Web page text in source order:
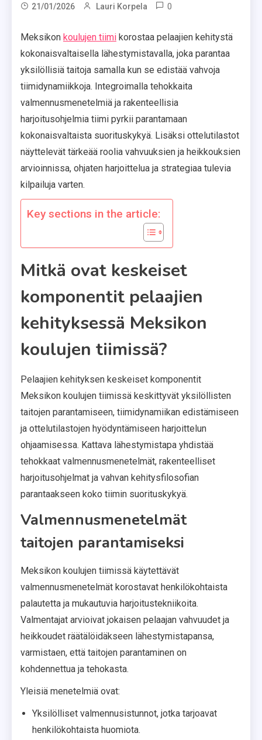
21/01/2026 Lauri Korpela 0
Meksikon koulujen tiimi korostaa pelaajien kehitystä
kokonaisvaltaisella lähestymistavalla, joka parantaa
yksilöllisiä taitoja samalla kun se edistää vahvoja
tiimidynamiikkoja. Integroimalla tehokkaita
valmennusmenetelmiä ja rakenteellisia
harjoitusohjelmia tiimi pyrkii parantamaan
kokonaisvaltaista suorituskykyä. Lisäksi ottelutilastot
näyttelevät tärkeää roolia vahvuuksien ja heikkouksien
arvioinnissa, ohjaten harjoittelua ja strategiaa tulevia
kilpailuja varten.
Key sections in the article:
Mitkä ovat keskeiset
komponentit pelaajien
kehityksessä Meksikon
koulujen tiimissä?
Pelaajien kehityksen keskeiset komponentit
Meksikon koulujen tiimissä keskittyvät yksilöllisten
taitojen parantamiseen, tiimidynamiikan edistämiseen
ja ottelutilastojen hyödyntämiseen harjoittelun
ohjaamisessa. Kattava lähestymistapa yhdistää
tehokkaat valmennusmenetelmät, rakenteelliset
harjoitusohjelmat ja vahvan kehitysfilosofian
parantaakseen koko tiimin suorituskykyä.
Valmennusmenetelmät
taitojen parantamiseksi
Meksikon koulujen tiimissä käytettävät
valmennusmenetelmät korostavat henkilökohtaista
palautetta ja mukautuvia harjoitustekniikoita.
Valmentajat arvioivat jokaisen pelaajan vahvuudet ja
heikkoudet räätälöidäkseen lähestymistapansa,
varmistaen, että taitojen parantaminen on
kohdennettua ja tehokasta.
Yleisiä menetelmiä ovat:
Yksilölliset valmennusistunnot, jotka tarjoavat
henkilökohtaista huomiota.